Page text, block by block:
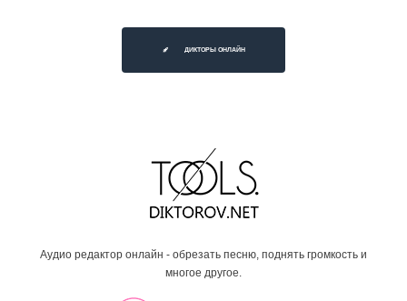
ДИКТОРЫ ОНЛАЙН
Аудио редактор онлайн - обрезать песню, поднять громкость и
многое другое.